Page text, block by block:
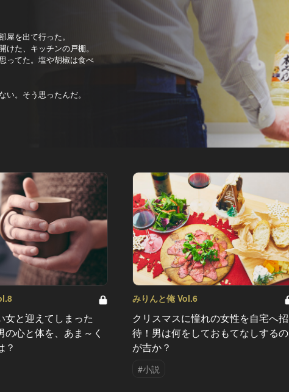
を出て行った。
た、キッチンの戸棚。
ってた。塩や胡椒は食べ
。そう思ったんだ。
女と迎えてしまった
の心と体を、あま～く
？
みりんと俺 Vol.6
クリスマスに憧れの女性を自宅へ招
待！男は何をしておもてなしするの
が吉か？
#小説